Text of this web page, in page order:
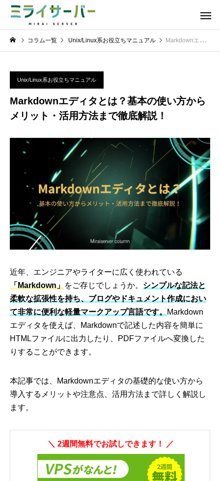
コラム一覧 Unix/Linux系お役立ちマニュアル Markdownエディタとは？基本の使い方からメリット・活用方法まで徹底解説！
Unix/Linux系お役立ちマニュアル
Markdownエディタとは？基本の使い方から
メリット・活用方法まで徹底解説！
近年、エンジニアやライターに広く使われている
「Markdown」 をご存じでしょうか。 シンプルな記法と
柔軟な拡張性を持ち、ブログやドキュメント作成におい
て非常に便利な軽量マークアップ言語です。
Markdown
エディタを使えば、Markdownで記述した内容を簡単に
HTMLファイルに出力したり、PDFファイルへ変換した
りすることができます。
本記事では、Markdownエディタの基礎的な使い方から
導入するメリットや注意点、活用方法まで詳しく解説し
ます。
＼ 2週間無料でお試しできます！ ／